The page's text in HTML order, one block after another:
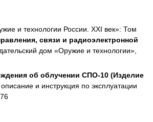
и технологии России. XXI век»: Том
связи и радиоэлектронной
дом «Оружие и технологии»,
об облучении СПО-10 (Изделие
описание и инструкция по эксплуатации